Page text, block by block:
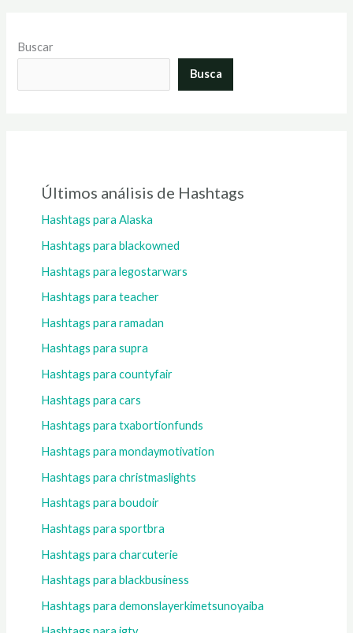
Buscar
Busca
Últimos análisis de Hashtags
Hashtags para Alaska
Hashtags para blackowned
Hashtags para legostarwars
Hashtags para teacher
Hashtags para ramadan
Hashtags para supra
Hashtags para countyfair
Hashtags para cars
Hashtags para txabortionfunds
Hashtags para mondaymotivation
Hashtags para christmaslights
Hashtags para boudoir
Hashtags para sportbra
Hashtags para charcuterie
Hashtags para blackbusiness
Hashtags para demonslayerkimetsunoyaiba